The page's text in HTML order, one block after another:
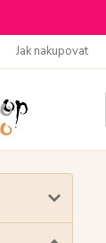
Jak nakupovat